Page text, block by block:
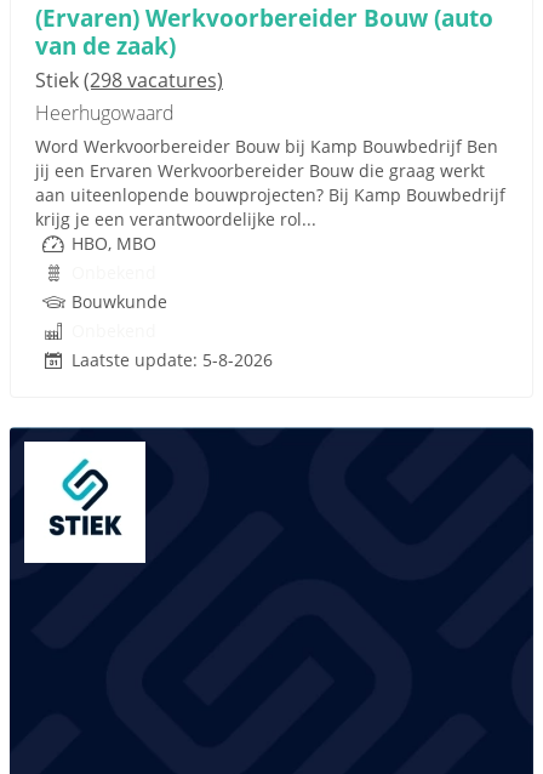
(Ervaren) Werkvoorbereider Bouw (auto
van de zaak)
Stiek(298 vacatures)
Heerhugowaard
Word Werkvoorbereider Bouw bij Kamp Bouwbedrijf Ben
jij een Ervaren Werkvoorbereider Bouw die graag werkt
aan uiteenlopende bouwprojecten? Bij Kamp Bouwbedrijf
krijg je een verantwoordelijke rol...
HBO, MBO
Bouwkunde
Laatste update: 5-8-2026